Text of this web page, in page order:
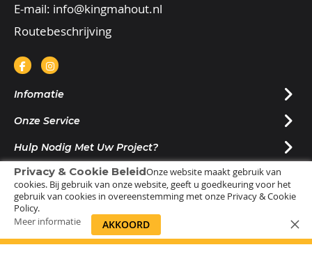
Privacy & Cookie BeleidOnze website maakt gebruik van
cookies. Bij gebruik van onze website, geeft u goedkeuring voor het
gebruik van cookies in overeenstemming met onze Privacy & Cookie
Policy.
Meer informatie
AKKOORD
E-mail: info@kingmahout.nl
Routebeschrijving
Infomatie
Onze Service
Hulp Nodig Met Uw Project?
Nieuwsbrief Ontvangen?
© 2025 |Sitemap